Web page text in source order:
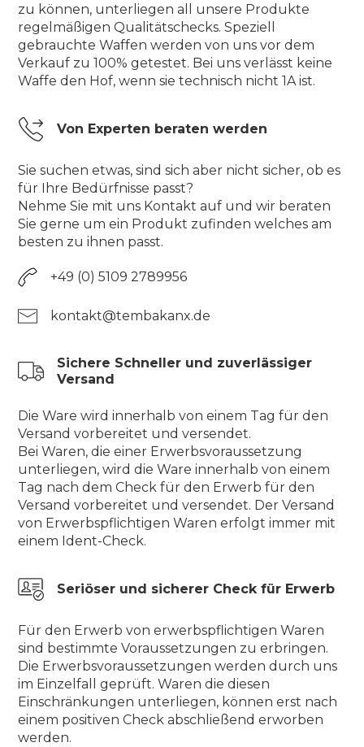
zu können, unterliegen all unsere Produkte
regelmäßigen Qualitätschecks. Speziell
gebrauchte Waffen werden von uns vor dem
Verkauf zu 100% getestet. Bei uns verlässt keine
Waffe den Hof, wenn sie technisch nicht 1A ist.
Von Experten beraten werden
Sie suchen etwas, sind sich aber nicht sicher, ob es
für Ihre Bedürfnisse passt?
Nehme Sie mit uns Kontakt auf und wir beraten
Sie gerne um ein Produkt zufinden welches am
besten zu ihnen passt.
+49 (0) 5109 2789956
kontakt@tembakanx.de
Sichere Schneller und zuverlässiger
Versand
Die Ware wird innerhalb von einem Tag für den
Versand vorbereitet und versendet.
Bei Waren, die einer Erwerbsvoraussetzung
unterliegen, wird die Ware innerhalb von einem
Tag nach dem Check für den Erwerb für den
Versand vorbereitet und versendet. Der Versand
von Erwerbspflichtigen Waren erfolgt immer mit
einem Ident-Check.
Seriöser und sicherer Check für Erwerb
Für den Erwerb von erwerbspflichtigen Waren
sind bestimmte Voraussetzungen zu erbringen.
Die Erwerbsvoraussetzungen werden durch uns
im Einzelfall geprüft. Waren die diesen
Einschränkungen unterliegen, können erst nach
einem positiven Check abschließend erworben
werden.